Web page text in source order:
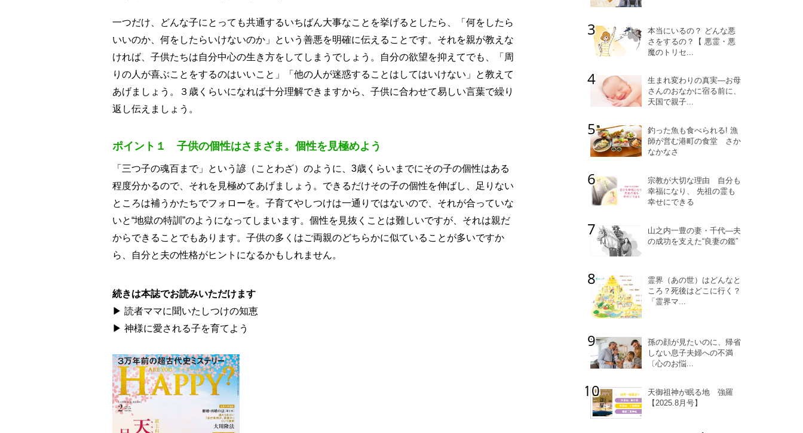
一つだけ、どんな子にとっても共通するいちばん大事なことを挙げるとしたら、「何をしたら
いいのか、何をしたらいけないのか」という善悪を明確に伝えることです。それを親が教えな
ければ、子供たちは自分中心の生き方をしてしまうでしょう。自分の欲望を抑えてでも、「周
りの人が喜ぶことをするのはいいこと」「他の人が迷惑することはしてはいけない」と教えて
あげましょう。３歳くらいになれば十分理解できますから、子供に合わせて易しい言葉で繰り
返し伝えましょう。
ポイント１ 子供の個性はさまざま。個性を見極めよう
「三つ子の魂百まで」という諺（ことわざ）のように、3歳くらいまでにその子の個性はある
程度分かるので、それを見極めてあげましょう。できるだけその子の個性を伸ばし、足りない
ところは補うかたちでフォローを。子育てやしつけは一通りではないので、それが合っていな
いと“地獄の特訓”のようになってしまいます。個性を見抜くことは難しいですが、それは親だ
からできることでもあります。子供の多くはご両親のどちらかに似ていることが多いですか
ら、自分と夫の性格がヒントになるかもしれません。
続きは本誌でお読みいただけます
▶ 読者ママに聞いたしつけの知恵
▶ 神様に愛される子を育てよう
本当にいるの？ どんな悪
さをするの？【 悪霊・悪
魔のトリセ...
生まれ変わりの真実―お母
さんのおなかに宿る前に、
天国で親子...
釣った魚も食べられる! 漁
師が営む港町の食堂 さか
なかなさ
宗教が大切な理由 自分も
幸福になり、 先祖の霊も
幸せにできる
山之内一豊の妻・千代―夫
の成功を支えた“良妻の鑑”
霊界（あの世）はどんなと
ころ？死後はどこに行く？
「霊界マ...
孫の顔が見たいのに、帰省
しない息子夫婦への不満
〔心のお悩...
天御祖神が眠る地 強羅
【2025.8月号】